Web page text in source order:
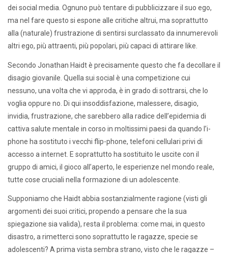
dei social media. Ognuno può tentare di pubblicizzare il suo ego,
ma nel fare questo si espone alle critiche altrui, ma soprattutto
alla (naturale) frustrazione di sentirsi surclassato da innumerevoli
altri ego, più attraenti, più popolari, più capaci di attirare like.
Secondo Jonathan Haidt è precisamente questo che fa decollare il
disagio giovanile. Quella sui social è una competizione cui
nessuno, una volta che vi approda, è in grado di sottrarsi, che lo
voglia oppure no. Di qui insoddisfazione, malessere, disagio,
invidia, frustrazione, che sarebbero alla radice dell’epidemia di
cattiva salute mentale in corso in moltissimi paesi da quando l’i-
phone ha sostituto i vecchi flip-phone, telefoni cellulari privi di
accesso a internet. E soprattutto ha sostituito le uscite con il
gruppo di amici, il gioco all’aperto, le esperienze nel mondo reale,
tutte cose cruciali nella formazione di un adolescente.
Supponiamo che Haidt abbia sostanzialmente ragione (visti gli
argomenti dei suoi critici, propendo a pensare che la sua
spiegazione sia valida), resta il problema: come mai, in questo
disastro, a rimetterci sono soprattutto le ragazze, specie se
adolescenti? A prima vista sembra strano, visto che le ragazze –